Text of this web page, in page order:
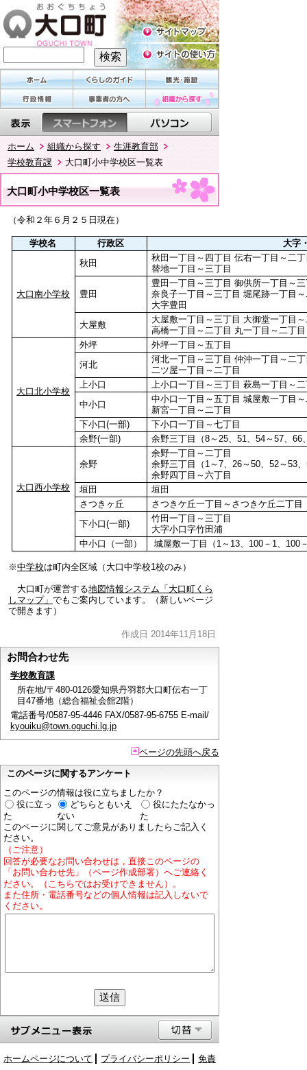
ホーム 組織から探す
生涯教育部
学校教育課
大口町小中学校区一覧表
大口町小中学校区一覧表
（令和２年６月２５日現在）
学校名 行政区 大字
大口南小学校
秋田
秋田一丁目～四丁目 伝右一丁目～二
替地一丁目～三丁目
豊田
豊田一丁目～三丁目 御供所一丁目～
奈良子一丁目～三丁目 堀尾跡一丁目
大字豊田
大屋敷
大屋敷一丁目～三丁目 大御堂一丁目
高橋一丁目～二丁目 丸一丁目～二丁目
大口北小学校
外坪
外坪一丁目～五丁目
河北
河北一丁目～三丁目 仲沖一丁目～二
二ツ屋一丁目～二丁目
上小口
上小口一丁目～三丁目 萩島一丁目～
中小口
中小口一丁目～五丁目 城屋敷一丁目
新宮一丁目～二丁目
下小口(一部)
下小口一丁目～七丁目
余野(一部)
余野三丁目（8～25、51、54～57、66
大口西小学校
余野
余野一丁目～二丁目
余野三丁目（1～7、26～50、52～53
余野四丁目～六丁目
垣田
垣田
さつきヶ丘
さつきケ丘一丁目～さつきケ丘二丁目
下小口(一部)
竹田一丁目～三丁目
大字小口字竹田浦
中小口（一部）
城屋敷一丁目（1～13、100－1、100
※中学校は町内全区域（大口中学校1校のみ）
大口町が運営する地図情報システム「大口町くら
しマップ」 でもご案内しています。（新しいページ
で開きます）
作成日 2014年11月18日
お問合わせ先
学校教育課
所在地/〒480-0126愛知県丹羽郡大口町伝右一丁
目47番地（総合福祉会館2階）
電話番号/0587-95-4446 FAX/0587-95-6755 E-mail/
kyouiku@town.oguchi.lg.jp
ページの先頭へ戻る
このページに関するアンケート
このページの情報は役に立ちましたか？
役に立っ
た
どちらともいえ
ない
役にたたなかっ
た
このページに関してご意見がありましたらご記入く
ださい。
（ご注意）
回答が必要なお問い合わせは，直接このページの
「お問い合わせ先」（ページ作成部署）へご連絡く
ださい。（こちらではお受けできません）。
また住所・電話番号などの個人情報は記入しないで
ください。
ホームページについて プライバシーポリシー
免責